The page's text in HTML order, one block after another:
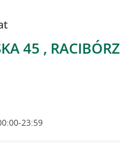
45 , RACIBÓRZ
23:59